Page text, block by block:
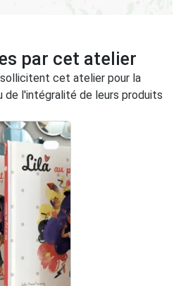
par cet atelier
cet atelier pour la
de l'intégralité de leurs produits